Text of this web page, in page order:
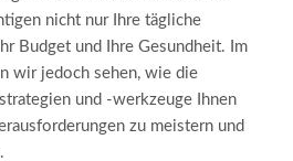
nicht nur Ihre tägliche
Budget und Ihre Gesundheit. Im
wir jedoch sehen, wie die
und -werkzeuge Ihnen
zu meistern und